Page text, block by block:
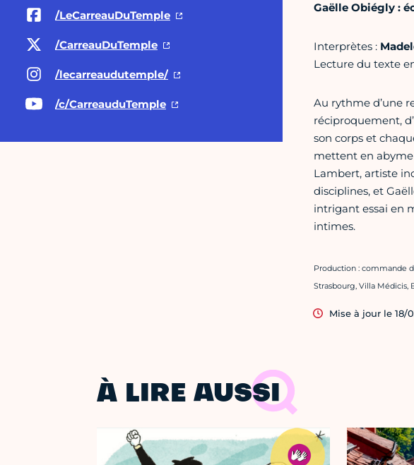
/LeCarreauDuTemple
/CarreauDuTemple
/lecarreaudutemple/
/c/CarreauduTemple
Gaëlle Obiégly :
Interprètes :
Lecture du texte
Au rythme d’une
réciproquement,
son corps et
mettent en abyme
Lambert, artiste
disciplines, et
intrigant essai en
intimes.
Production : commande
Strasbourg, Villa Médicis,
Mise à jour le 18/
À LIRE AUSSI